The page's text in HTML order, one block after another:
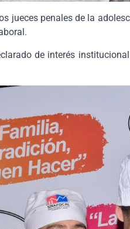
jueces penales de la
de interés